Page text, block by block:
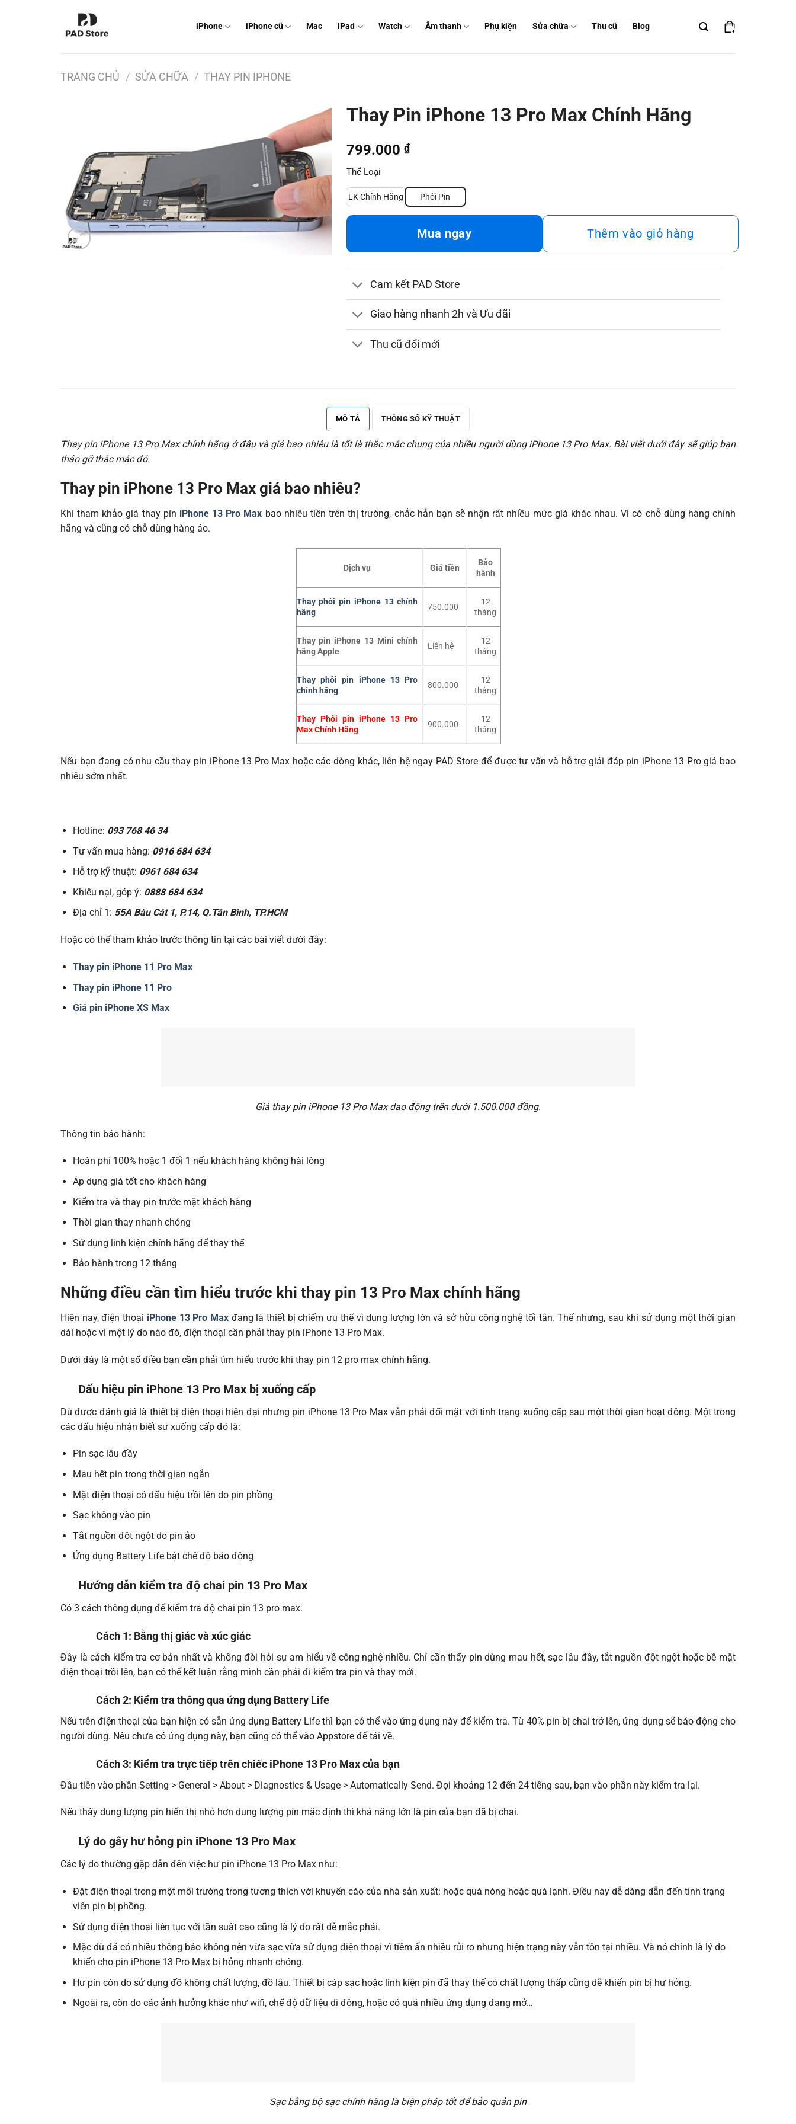
iPhone iPhone cũ Mac iPad Watch Âm thanh Phụ kiện Sửa chữa Thu cũ Blog
TRANG CHỦ / SỬA CHỮA / THAY PIN IPHONE
Thay Pin iPhone 13 Pro Max Chính Hãng
799.000 ₫
Thể Loại
LK Chính Hãng Phôi Pin
Thêm vào giỏ hàng
Mua ngay
Cam kết PAD Store
Giao hàng nhanh 2h và Ưu đãi
Thu cũ đổi mới
MÔ TẢ THÔNG SỐ KỸ THUẬT
Thay pin iPhone 13 Pro Max chính hãng ở đâu và giá bao nhiêu là tốt là thắc mắc chung của nhiều người dùng iPhone 13 Pro Max. Bài viết dưới đây sẽ giúp bạn
tháo gỡ thắc mắc đó.
Thay pin iPhone 13 Pro Max giá bao nhiêu?
Khi tham khảo giá thay pin iPhone 13 Pro Max bao nhiêu tiền trên thị trường, chắc hẳn bạn sẽ nhận rất nhiều mức giá khác nhau. Vì có chỗ dùng hàng chính
hãng và cũng có chỗ dùng hàng ảo.
Dịch vụ Giá tiền
Bảo
hành
Thay phôi pin iPhone 13 chính
hãng
750.000
12
tháng
Thay pin iPhone 13 Mini chính
hãng Apple
Liên hệ
12
tháng
Thay phôi pin iPhone 13 Pro
chính hãng
800.000
12
tháng
Thay Phôi pin iPhone 13 Pro
Max Chính Hãng
900.000
12
tháng
Nếu bạn đang có nhu cầu thay pin iPhone 13 Pro Max hoặc các dòng khác, liên hệ ngay PAD Store để được tư vấn và hỗ trợ giải đáp pin iPhone 13 Pro giá bao
nhiêu sớm nhất.
Hotline: 093 768 46 34
Tư vấn mua hàng: 0916 684 634
Hỗ trợ kỹ thuật: 0961 684 634
Khiếu nại, góp ý: 0888 684 634
Địa chỉ 1: 55A Bàu Cát 1, P.14, Q.Tân Bình, TP.HCM
Hoặc có thể tham khảo trước thông tin tại các bài viết dưới đây:
Thay pin iPhone 11 Pro Max
Thay pin iPhone 11 Pro
Giá pin iPhone XS Max
Giá thay pin iPhone 13 Pro Max dao động trên dưới 1.500.000 đồng.
Thông tin bảo hành:
Hoàn phí 100% hoặc 1 đổi 1 nếu khách hàng không hài lòng
Áp dụng giá tốt cho khách hàng
Kiểm tra và thay pin trước mặt khách hàng
Thời gian thay nhanh chóng
Sử dụng linh kiện chính hãng để thay thế
Bảo hành trong 12 tháng
Những điều cần tìm hiểu trước khi thay pin 13 Pro Max chính hãng
Hiện nay, điện thoại iPhone 13 Pro Maxđang là thiết bị chiếm ưu thế vì dung lượng lớn và sở hữu công nghệ tối tân. Thế nhưng, sau khi sử dụng một thời gian
dài hoặc vì một lý do nào đó, điện thoại cần phải thay pin iPhone 13 Pro Max.
Dưới đây là một số điều bạn cần phải tìm hiểu trước khi thay pin 12 pro max chính hãng.
Dấu hiệu pin iPhone 13 Pro Max bị xuống cấp
Dù được đánh giá là thiết bị điện thoại hiện đại nhưng pin iPhone 13 Pro Max vẫn phải đối mặt với tình trạng xuống cấp sau một thời gian hoạt động. Một trong
các dấu hiệu nhận biết sự xuống cấp đó là:
Pin sạc lâu đầy
Mau hết pin trong thời gian ngắn
Mặt điện thoại có dấu hiệu trồi lên do pin phồng
Sạc không vào pin
Tắt nguồn đột ngột do pin ảo
Ứng dụng Battery Life bật chế độ báo động
Hướng dẫn kiểm tra độ chai pin 13 Pro Max
Có 3 cách thông dụng để kiểm tra độ chai pin 13 pro max.
Cách 1: Bằng thị giác và xúc giác
Đây là cách kiểm tra cơ bản nhất và không đòi hỏi sự am hiểu về công nghệ nhiều. Chỉ cần thấy pin dùng mau hết, sạc lâu đầy, tắt nguồn đột ngột hoặc bề mặt
điện thoại trồi lên, bạn có thể kết luận rằng mình cần phải đi kiểm tra pin và thay mới.
Cách 2: Kiểm tra thông qua ứng dụng Battery Life
Nếu trên điện thoại của bạn hiện có sẵn ứng dụng Battery Life thì bạn có thể vào ứng dụng này để kiểm tra. Từ 40% pin bị chai trở lên, ứng dụng sẽ báo động cho
người dùng. Nếu chưa có ứng dụng này, bạn cũng có thể vào Appstore để tải về.
Cách 3: Kiểm tra trực tiếp trên chiếc iPhone 13 Pro Max của bạn
Đầu tiên vào phần Setting > General > About > Diagnostics & Usage > Automatically Send. Đợi khoảng 12 đến 24 tiếng sau, bạn vào phần này kiểm tra lại.
Nếu thấy dung lượng pin hiển thị nhỏ hơn dung lượng pin mặc định thì khả năng lớn là pin của bạn đã bị chai.
Lý do gây hư hỏng pin iPhone 13 Pro Max
Các lý do thường gặp dẫn đến việc hư pin iPhone 13 Pro Max như:
Đặt điện thoại trong một môi trường trong tương thích với khuyến cáo của nhà sản xuất: hoặc quá nóng hoặc quá lạnh. Điều này dễ dàng dẫn đến tình trạng
viên pin bị phồng.
Sử dụng điện thoại liên tục với tần suất cao cũng là lý do rất dễ mắc phải.
Mặc dù đã có nhiều thông báo không nên vừa sạc vừa sử dụng điện thoại vì tiềm ẩn nhiều rủi ro nhưng hiện trạng này vẫn tồn tại nhiều. Và nó chính là lý do
khiến cho pin iPhone 13 Pro Max bị hỏng nhanh chóng.
Hư pin còn do sử dụng đồ không chất lượng, đồ lậu. Thiết bị cáp sạc hoặc linh kiện pin đã thay thế có chất lượng thấp cũng dễ khiến pin bị hư hỏng.
Ngoài ra, còn do các ảnh hưởng khác như wifi, chế độ dữ liệu di động, hoặc có quá nhiều ứng dụng đang mở…
Sạc bằng bộ sạc chính hãng là biện pháp tốt để bảo quản pin